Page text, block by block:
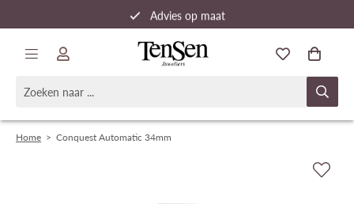
Advies op maat
Snelle verzending
Home > Conquest Automatic 34mm